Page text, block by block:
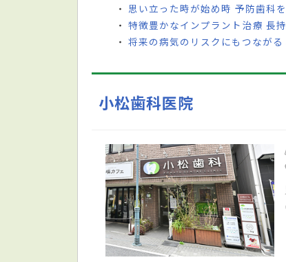
・ 思い立った時が始め時 予防歯科
・特徴豊かなインプラント治療 長
・将来の病気のリスクにもつなが
小松歯科医院